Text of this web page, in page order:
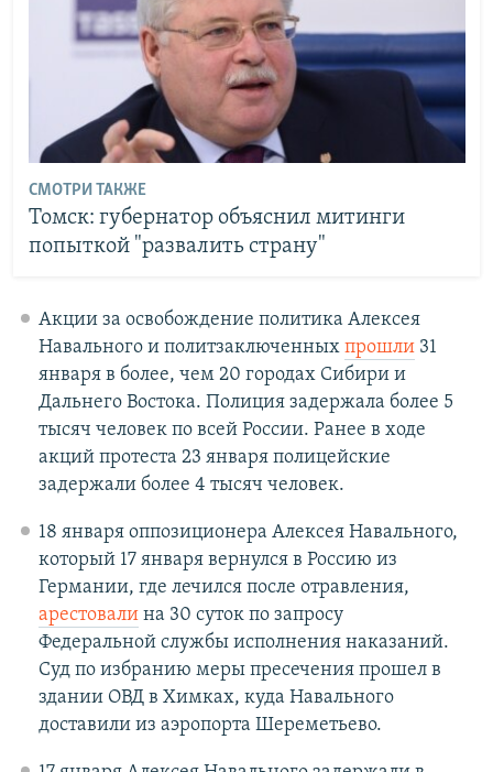
СМОТРИ ТАКЖЕ
Томск: губернатор объяснил митинги
попыткой "развалить страну"
Акции за освобождение политика Алексея
Навального и политзаключенных прошли31
января в более, чем 20 городах Сибири и
Дальнего Востока. Полиция задержала более 5
тысяч человек по всей России. Ранее в ходе
акций протеста 23 января полицейские
задержали более 4 тысяч человек.
18 января оппозиционера Алексея Навального,
который 17 января вернулся в Россию из
Германии, где лечился после отравления,
арестовалина 30 суток по запросу
Федеральной службы исполнения наказаний.
Суд по избранию меры пресечения прошел в
здании ОВД в Химках, куда Навального
доставили из аэропорта Шереметьево.